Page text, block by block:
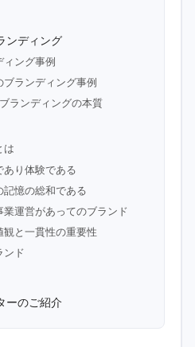
ンディング
ィング事例
ブランディング事例
ランディングの本質
は
あり体験である
記憶の総和である
業運営があってのブランド
観と一貫性の重要性
ンド
ーのご紹介